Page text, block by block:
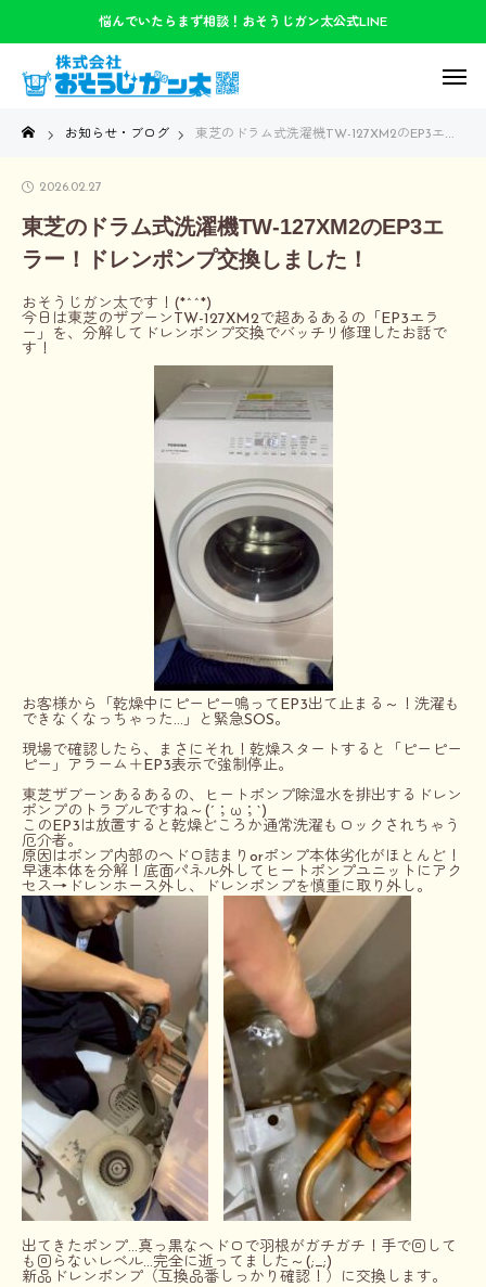
悩んでいたらまず相談！おそうじガン太公式LINE
お知らせ・ブログ 東芝のドラム式洗濯機TW-127XM2のEP3エラー！ドレンポンプ交換しました！
2026.02.27
東芝のドラム式洗濯機TW-127XM2のEP3エ
ラー！ドレンポンプ交換しました！
おそうじガン太です！(*^^*)
今日は東芝のザブーンTW-127XM2で超あるあるの「EP3エラ
ー」を、分解してドレンポンプ交換でバッチリ修理したお話で
す！
お客様から「乾燥中にピーピー鳴ってEP3出て止まる～！洗濯も
できなくなっちゃった…」と緊急SOS。
現場で確認したら、まさにそれ！乾燥スタートすると「ピーピー
ピー」アラーム＋EP3表示で強制停止。
東芝ザブーンあるあるの、ヒートポンプ除湿水を排出するドレン
ポンプのトラブルですね～(´；ω；`)
このEP3は放置すると乾燥どころか通常洗濯もロックされちゃう
厄介者。
原因はポンプ内部のヘドロ詰まりorポンプ本体劣化がほとんど！
早速本体を分解！底面パネル外してヒートポンプユニットにアク
セス→ドレンホース外し、ドレンポンプを慎重に取り外し。
出てきたポンプ…真っ黒なヘドロで羽根がガチガチ！手で回して
も回らないレベル…完全に逝ってました～(;_;)
新品ドレンポンプ（互換品番しっかり確認！）に交換します。